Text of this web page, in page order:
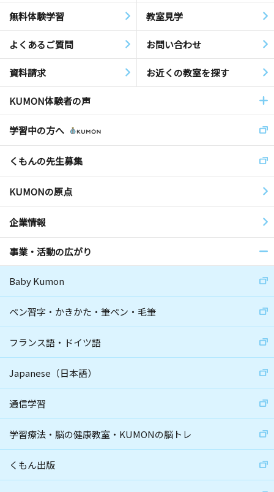
無料体験学習 教室見学
よくあるご質問 お問い合わせ
資料請求 お近くの教室を探す
KUMON体験者の声
学習中の方へ
くもんの先生募集
KUMONの原点
企業情報
事業・活動の広がり
Baby Kumon
ペン習字・かきかた・筆ペン・毛筆
フランス語・ドイツ語
Japanese（日本語）
通信学習
学習療法・脳の健康教室・KUMONの脳トレ
くもん出版